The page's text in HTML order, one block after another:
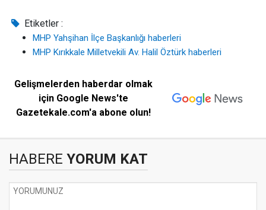
Etiketler :
MHP Yahşihan İlçe Başkanlığı haberleri
MHP Kırıkkale Milletvekili Av. Halil Öztürk haberleri
Gelişmelerden haberdar olmak
için Google News'te
Gazetekale.com'a abone olun!
HABERE YORUM KAT